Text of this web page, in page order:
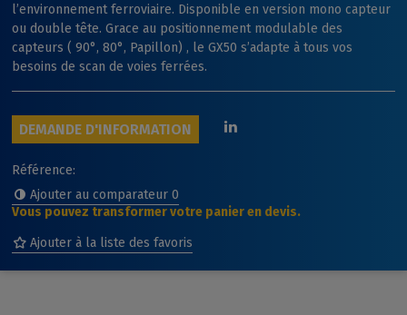
l’environnement ferroviaire. Disponible en version mono capteur
ou double tête. Grace au positionnement modulable des
capteurs ( 90°, 80°, Papillon) , le GX50 s’adapte à tous vos
besoins de scan de voies ferrées.
DEMANDE D'INFORMATION
Référence:
Ajouter au comparateur 0
Vous pouvez transformer votre panier en devis.
Ajouter à la liste des favoris